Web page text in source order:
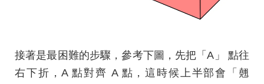
接著是最困難的步驟，參考下圖，先把「A」 點往
右下折，A 點對齊 A 點，這時候上半部會「翹